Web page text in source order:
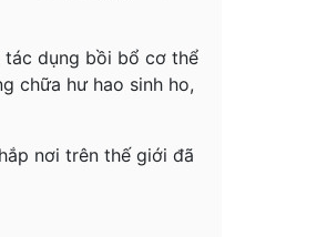
dụng bồi bổ cơ thể
chữa hư hao sinh ho,
nơi trên thế giới đã